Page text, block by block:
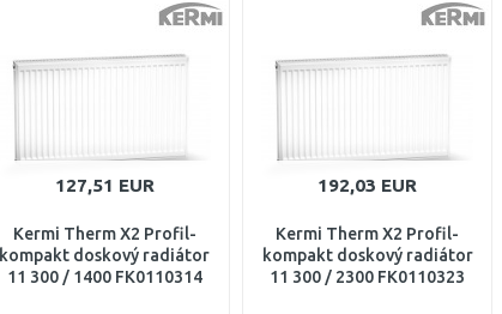
DO KOŠÍKA
Porovnať
DO KOŠÍKA
Porovnať
127,51 EUR
Kermi Therm X2 Profil-
kompakt doskový radiátor
11 300 / 1400 FK0110314
192,03 EUR
Kermi Therm X2 Profil-
kompakt doskový radiátor
11 300 / 2300 FK0110323